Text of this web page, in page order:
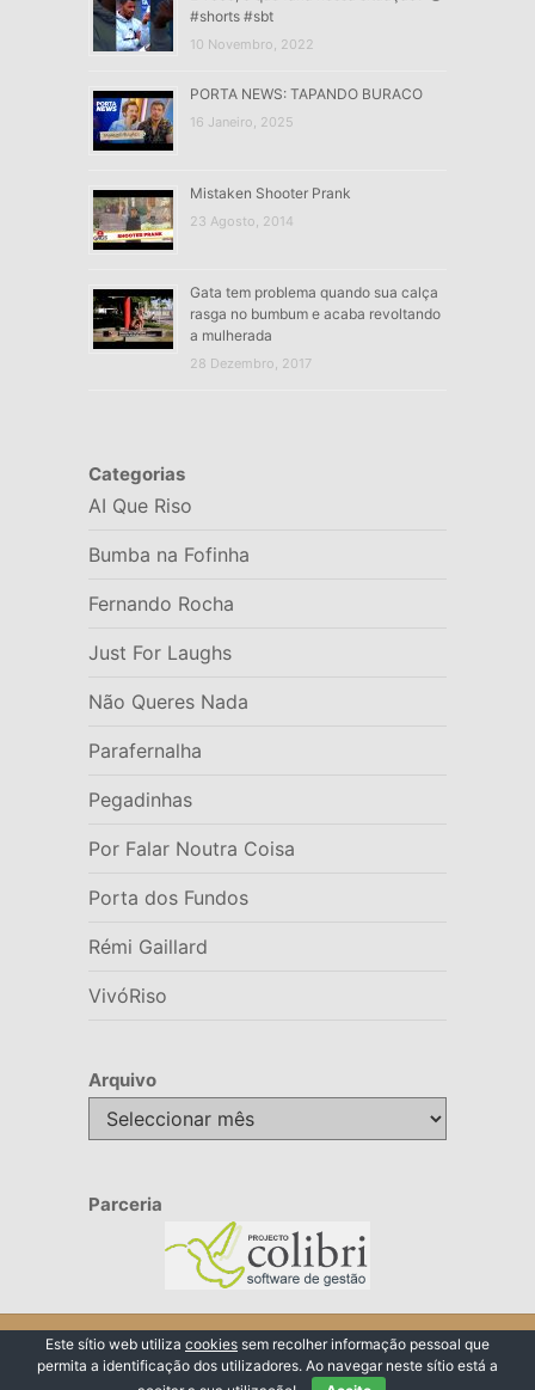
#shorts #sbt
10 Novembro, 2022
PORTA NEWS: TAPANDO BURACO
16 Janeiro, 2025
Mistaken Shooter Prank
23 Agosto, 2014
Gata tem problema quando sua calça
rasga no bumbum e acaba revoltando
a mulherada
28 Dezembro, 2017
Categorias
AI Que Riso
Bumba na Fofinha
Fernando Rocha
Just For Laughs
Não Queres Nada
Parafernalha
Pegadinhas
Por Falar Noutra Coisa
Porta dos Fundos
Rémi Gaillard
VivóRiso
Arquivo
Arquivo
Parceria
© 2026 VivóRiso
Voltar ao Topo ↑
Este sítio web utiliza cookies sem recolher informação pessoal que
permita a identificação dos utilizadores. Ao navegar neste sítio está a